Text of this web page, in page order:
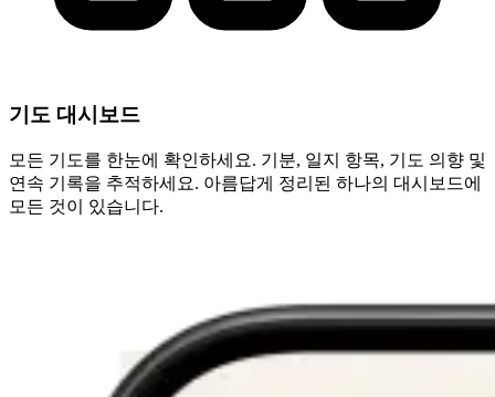
기도 대시보드
모든 기도를 한눈에 확인하세요. 기분, 일지 항목, 기도 의향 및
연속 기록을 추적하세요. 아름답게 정리된 하나의 대시보드에
모든 것이 있습니다.